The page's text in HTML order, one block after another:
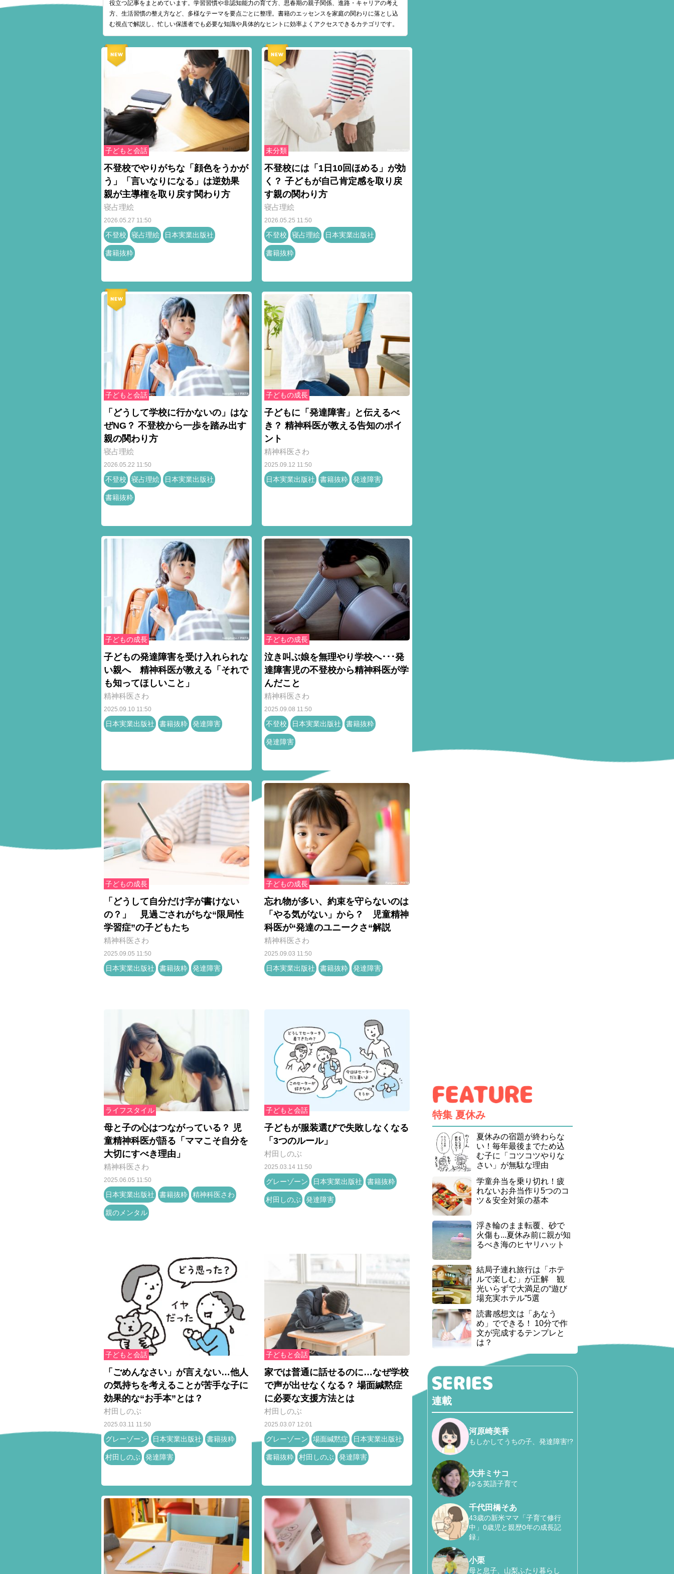
役立つ記事をまとめています。学習習慣や非認知能力の育て方、思春期の親子関係、進路・キャリアの考え
方、生活習慣の整え方など、多様なテーマを要点ごとに整理。書籍のエッセンスを家庭の関わりに落とし込
む視点で解説し、忙しい保護者でも必要な知識や具体的なヒントに効率よくアクセスできるカテゴリです。
子どもと会話
不登校でやりがちな「顔色をうかが
う」「言いなりになる」は逆効果
親が主導権を取り戻す関わり方
寝占理絵
2026.05.27 11:50
不登校 寝占理絵 日本実業出版社
書籍抜粋
未分類
不登校には「1日10回ほめる」が効
く？ 子どもが自己肯定感を取り戻
す親の関わり方
寝占理絵
2026.05.25 11:50
不登校 寝占理絵 日本実業出版社
書籍抜粋
子どもと会話
「どうして学校に行かないの」はな
ぜNG？ 不登校から一歩を踏み出す
親の関わり方
寝占理絵
2026.05.22 11:50
不登校 寝占理絵 日本実業出版社
書籍抜粋
子どもの成長
子どもに「発達障害」と伝えるべ
き？ 精神科医が教える告知のポイ
ント
精神科医さわ
2025.09.12 11:50
日本実業出版社 書籍抜粋 発達障害
子どもの成長
子どもの発達障害を受け入れられな
い親へ 精神科医が教える「それで
も知ってほしいこと」
精神科医さわ
2025.09.10 11:50
日本実業出版社 書籍抜粋 発達障害
子どもの成長
泣き叫ぶ娘を無理やり学校へ･･･発
達障害児の不登校から精神科医が学
んだこと
精神科医さわ
2025.09.08 11:50
不登校 日本実業出版社 書籍抜粋
発達障害
子どもの成長
「どうして自分だけ字が書けない
の？」 見過ごされがちな“限局性
学習症”の子どもたち
精神科医さわ
2025.09.05 11:50
日本実業出版社 書籍抜粋 発達障害
子どもの成長
忘れ物が多い、約束を守らないのは
「やる気がない」から？ 児童精神
科医が“発達のユニークさ“解説
精神科医さわ
2025.09.03 11:50
日本実業出版社 書籍抜粋 発達障害
ライフスタイル
母と子の心はつながっている？ 児
童精神科医が語る「ママこそ自分を
大切にすべき理由」
精神科医さわ
2025.06.05 11:50
日本実業出版社 書籍抜粋 精神科医さわ
親のメンタル
子どもと会話
子どもが服装選びで失敗しなくなる
「3つのルール」
村田しのぶ
2025.03.14 11:50
グレーゾーン 日本実業出版社 書籍抜粋
村田しのぶ 発達障害
子どもと会話
「ごめんなさい」が言えない…他人
の気持ちを考えることが苦手な子に
効果的な“お手本”とは？
村田しのぶ
2025.03.11 11:50
グレーゾーン 日本実業出版社 書籍抜粋
村田しのぶ 発達障害
子どもと会話
家では普通に話せるのに…なぜ学校
で声が出せなくなる？ 場面緘黙症
に必要な支援方法とは
村田しのぶ
2025.03.07 12:01
グレーゾーン 場面緘黙症 日本実業出版社
書籍抜粋 村田しのぶ 発達障害
特集 夏休み
夏休みの宿題が終わらな
い！毎年最後までため込
む子に「コツコツやりな
さい」が無駄な理由
学童弁当を乗り切れ！疲
れないお弁当作り5つのコ
ツ＆安全対策の基本
浮き輪のまま転覆、砂で
火傷も...夏休み前に親が知
るべき海のヒヤリハット
結局子連れ旅行は「ホテ
ルで楽しむ」が正解 観
光いらずで大満足の“遊び
場充実ホテル”5選
読書感想文は「あなう
め」でできる！ 10分で作
文が完成するテンプレと
は？
連載
河原崎美香
もしかしてうちの子、発達障害!?
大井ミサコ
ゆる英語子育て
千代田橋そあ
43歳の新米ママ「子育て修行
中」0歳児と親歴0年の成長記
録」
小栗
母と息子、山梨ふたり暮らし